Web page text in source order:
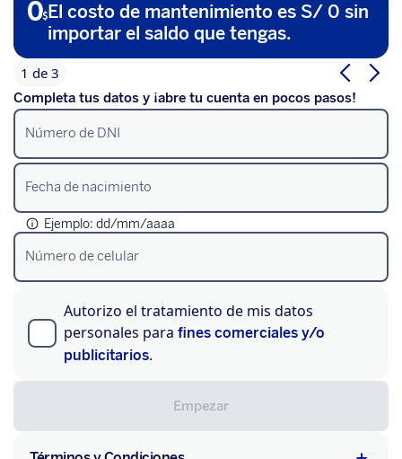
Número de DNI
Fecha de nacimiento
Ejemplo: dd/mm/aaaa
Número de celular
Autorizo el tratamiento de mis datos
personales para fines comerciales y/o
publicitarios.
Empezar
Completa tus datos y ¡abre tu cuenta en pocos pasos!
El costo de mantenimiento es S/ 0 sin
importar el saldo que tengas.
1 de 3